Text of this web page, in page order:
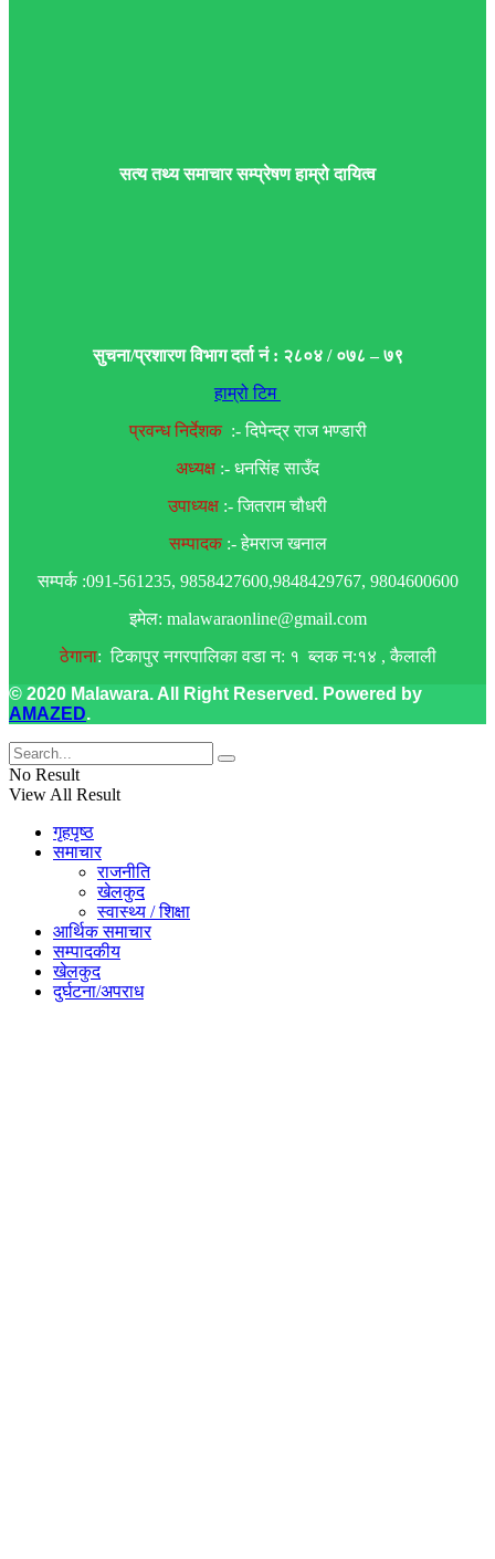
सत्य तथ्य समाचार सम्प्रेषण हाम्रो दायित्व
सुचना/प्रशारण विभाग दर्ता नं : २८०४ / ०७८ – ७९
हाम्रो टिम
प्रवन्ध निर्देशक:- दिपेन्द्र राज भण्डारी
अध्यक्ष :- धनसिंह साउँद
उपाध्यक्ष :- जितराम चौधरी
सम्पादक:- हेमराज खनाल
सम्पर्क :091-561235, 9858427600,9848429767, 9804600600
इमेल: malawaraonline@gmail.com
ठेगाना: टिकापुर नगरपालिका वडा न: १ ब्लक न:१४ , कैलाली
© 2020 Malawara. All Right Reserved. Powered by
AMAZED.
No Result
View All Result
गृहपृष्ठ
समाचार
राजनीति
खेलकुद
स्वास्थ्य / शिक्षा
आर्थिक समाचार
सम्पादकीय
खेलकुद
दुर्घटना/अपराध